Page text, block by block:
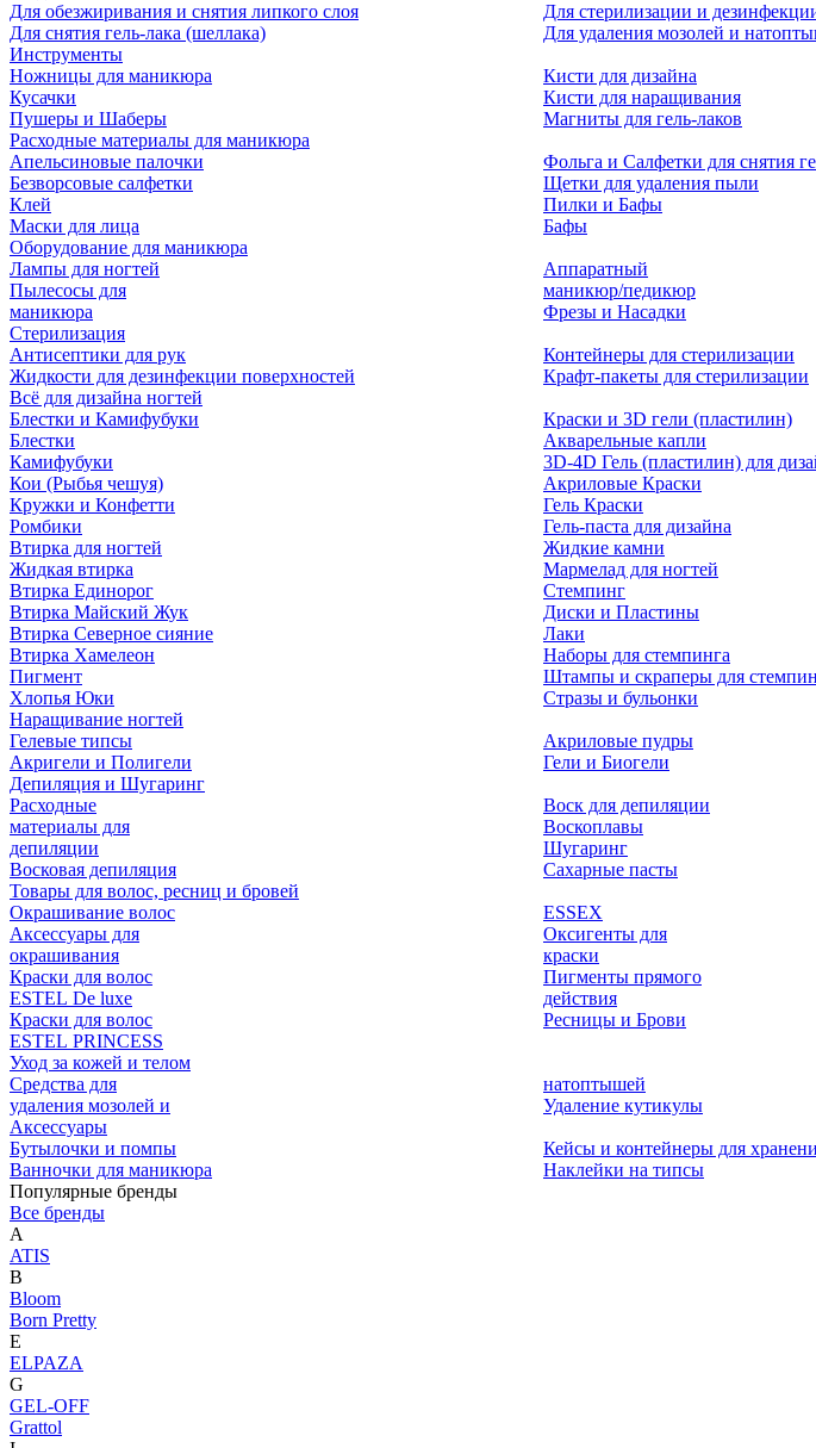
Для обезжиривания и снятия липкого слоя
Для снятия гель-лака (шеллака)
Для стерилизации и
Для удаления мозолей и
Инструменты
Ножницы для маникюра
Кусачки
Пушеры и Шаберы
Кисти для дизайна
Кисти для наращивания
Магниты для гель-лаков
Расходные материалы для маникюра
Апельсиновые палочки
Безворсовые салфетки
Клей
Маски для лица
Фольга и Салфетки для снятия
Щетки для удаления пыли
Пилки и Бафы
Бафы
Оборудование для маникюра
Лампы для ногтей
Пылесосы для
маникюра
Аппаратный
маникюр/педикюр
Фрезы и Насадки
Стерилизация
Антисептики для рук
Жидкости для дезинфекции поверхностей
Контейнеры для стерилизации
Крафт-пакеты для стерилизации
Всё для дизайна ногтей
Блестки и Камифубуки
Блестки
Камифубуки
Кои (Рыбья чешуя)
Кружки и Конфетти
Ромбики
Втирка для ногтей
Жидкая втирка
Втирка Единорог
Втирка Майский Жук
Втирка Северное сияние
Втирка Хамелеон
Пигмент
Хлопья Юки
Краски и 3D гели (пластилин)
Акварельные капли
3D-4D Гель (пластилин) для
Акриловые Краски
Гель Краски
Гель-паста для дизайна
Жидкие камни
Мармелад для ногтей
Стемпинг
Диски и Пластины
Лаки
Наборы для стемпинга
Штампы и скраперы для
Стразы и бульонки
Наращивание ногтей
Гелевые типсы
Акригели и Полигели
Акриловые пудры
Гели и Биогели
Депиляция и Шугаринг
Расходные
материалы для
депиляции
Восковая депиляция
Воск для депиляции
Воскоплавы
Шугаринг
Сахарные пасты
Товары для волос, ресниц и бровей
Окрашивание волос
Аксессуары для
окрашивания
Краски для волос
ESTEL De luxe
Краски для волос
ESTEL PRINCESS
ESSEX
Оксигенты для
краски
Пигменты прямого
действия
Ресницы и Брови
Уход за кожей и телом
Средства для
удаления мозолей и
натоптышей
Удаление кутикулы
Аксессуары
Бутылочки и помпы
Ванночки для маникюра
Кейсы и контейнеры для
Наклейки на типсы
Популярные бренды
Все бренды
A
ATIS
B
Bloom
Born Pretty
E
ELPAZA
G
GEL-OFF
Grattol